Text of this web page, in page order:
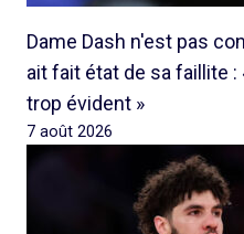
Dame Dash n'est pas
ait fait état de sa faillite
trop évident »
7 août 2026